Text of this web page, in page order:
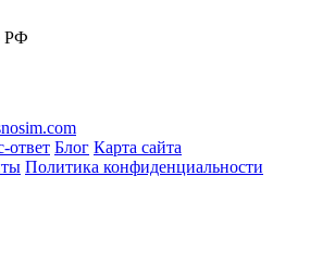
РФ
ответ Блог Карта сайта
Политика конфиденциальности